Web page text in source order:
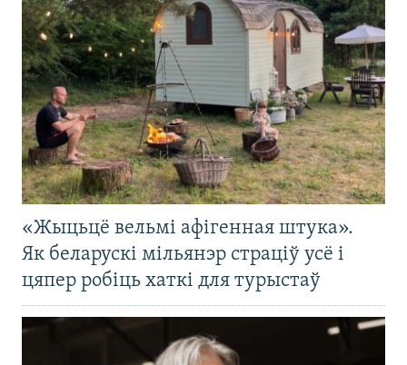
«Жыцьцё вельмі афігенная штука».
Як беларускі мільянэр страціў усё і
цяпер робіць хаткі для турыстаў